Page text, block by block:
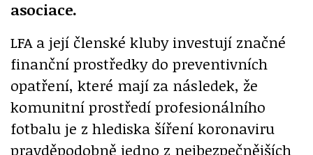
asociace.
LFA a její členské kluby investují značné
finanční prostředky do preventivních
opatření, které mají za následek, že
komunitní prostředí profesionálního
fotbalu je z hlediska šíření koronaviru
pravděpodobně jedno z nejbezpečnějších